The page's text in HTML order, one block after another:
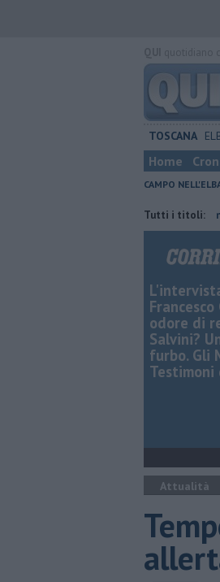
TOSCANA
Home
CAMPO
Tutti i titoli:
Furgone in fiamme
Francesco
odore di
Salvini?
furbo. Gli
Testimoni
Attualità